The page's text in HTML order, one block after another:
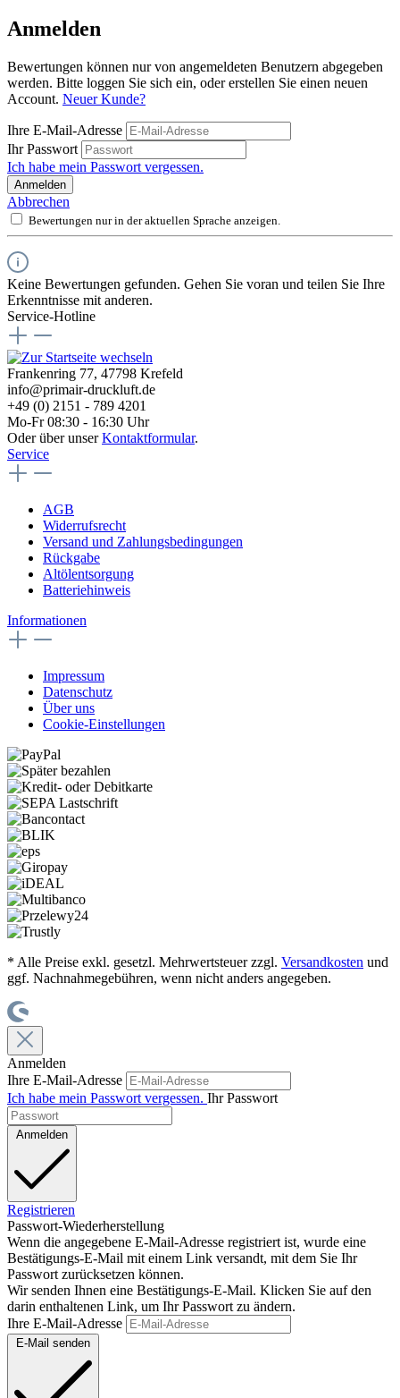
Anmelden
Bewertungen können nur von angemeldeten Benutzern abgegeben
werden. Bitte loggen Sie sich ein, oder erstellen Sie einen neuen
Account. Neuer Kunde?
Ihre E-Mail-Adresse
Ihr Passwort
Ich habe mein Passwort vergessen.
Anmelden
Abbrechen
Bewertungen nur in der aktuellen Sprache anzeigen.
Keine Bewertungen gefunden. Gehen Sie voran und teilen Sie Ihre
Erkenntnisse mit anderen.
Service-Hotline
Frankenring 77, 47798 Krefeld
info@primair-druckluft.de
+49 (0) 2151 - 789 4201
Mo-Fr 08:30 - 16:30 Uhr
Oder über unserKontaktformular.
Service
AGB
Widerrufsrecht
Versand und Zahlungsbedingungen
Rückgabe
Altölentsorgung
Batteriehinweis
Informationen
Impressum
Datenschutz
Über uns
Cookie-Einstellungen
* Alle Preise exkl. gesetzl. Mehrwertsteuer zzgl. Versandkosten und
ggf. Nachnahmegebühren, wenn nicht anders angegeben.
Anmelden
Ihre E-Mail-Adresse
Ich habe mein Passwort vergessen. Ihr Passwort
Anmelden
Registrieren
Passwort-Wiederherstellung
Wenn die angegebene E-Mail-Adresse registriert ist, wurde eine
Bestätigungs-E-Mail mit einem Link versandt, mit dem Sie Ihr
Passwort zurücksetzen können.
Wir senden Ihnen eine Bestätigungs-E-Mail. Klicken Sie auf den
darin enthaltenen Link, um Ihr Passwort zu ändern.
Ihre E-Mail-Adresse
E-Mail senden